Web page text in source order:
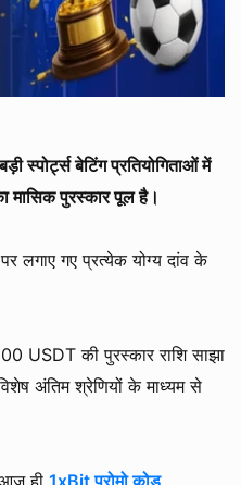
स्पोर्ट्स बेटिंग प्रतियोगिताओं में
पुरस्कार पूल है।
लगाए गए प्रत्येक योग्य दांव के
USDT की पुरस्कार राशि साझा
अंतिम श्रेणियों के माध्यम से
ही 1xBit प्रोमो कोड